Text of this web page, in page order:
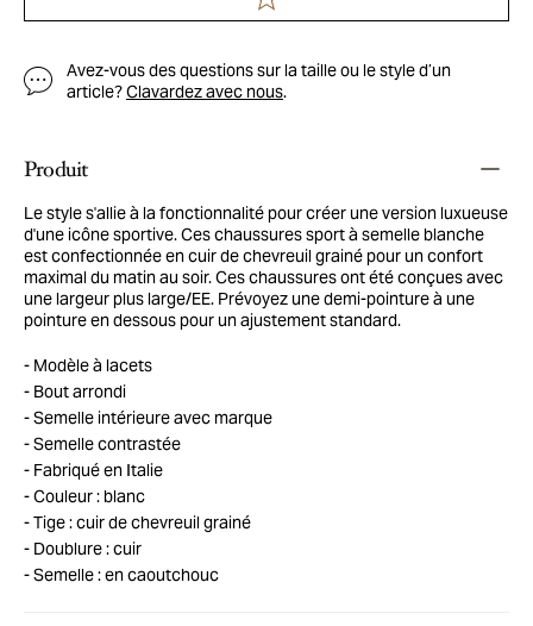
Avez-vous des questions sur la taille ou le style d’un
article?Clavardez avec nous.
Produit
Le style s'allie à la fonctionnalité pour créer une version luxueuse
d'une icône sportive. Ces chaussures sport à semelle blanche
est confectionnée en cuir de chevreuil grainé pour un confort
maximal du matin au soir. Ces chaussures ont été conçues avec
une largeur plus large/EE. Prévoyez une demi-pointure à une
pointure en dessous pour un ajustement standard.
Modèle à lacets
Bout arrondi
Semelle intérieure avec marque
Semelle contrastée
Fabriqué en Italie
Couleur : blanc
Tige : cuir de chevreuil grainé
Doublure : cuir
Semelle : en caoutchouc